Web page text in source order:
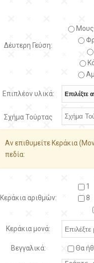
Δέυτερη Γεύση:
Μους
Επιπλέον υλικά:
Σχήμα Τούρτας
Αν επιθυμείτε Κεράκια
πεδία:
Κεράκια αριθμών:
1
8
Κεράκια μονά:
Βεγγαλικά: Θα